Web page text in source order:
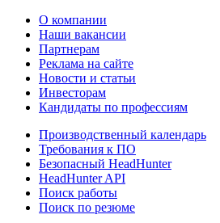
О компании
Наши вакансии
Партнерам
Реклама на сайте
Новости и статьи
Инвесторам
Кандидаты по профессиям
Производственный календарь
Требования к ПО
Безопасный HeadHunter
HeadHunter API
Поиск работы
Поиск по резюме